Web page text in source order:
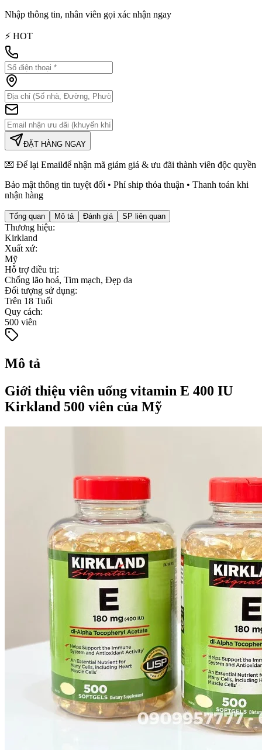
Nhập thông tin, nhân viên gọi xác nhận ngay
⚡ HOT
ĐẶT HÀNG NGAY
💌 Để lại Emailđể nhận mã giảm giá & ưu đãi thành viên độc quyền
Bảo mật thông tin tuyệt đối • Phí ship thỏa thuận • Thanh toán khi
nhận hàng
Tổng quan Mô tả Đánh giá SP liên quan
Thương hiệu:
Kirkland
Xuất xứ:
Mỹ
Hỗ trợ điều trị:
Chống lão hoá, Tim mạch, Đẹp da
Đối tượng sử dụng:
Trên 18 Tuổi
Quy cách:
500 viên
Mô tả
Giới thiệu viên uống vitamin E 400 IU
Kirkland 500 viên của Mỹ